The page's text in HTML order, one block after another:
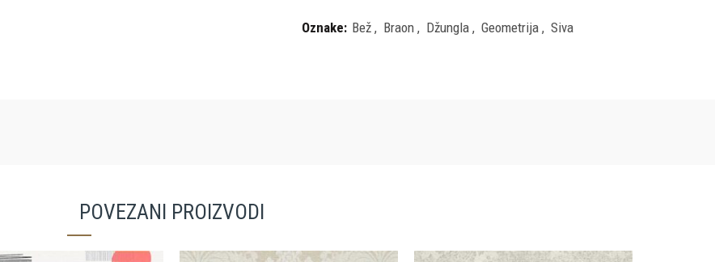
Oznake: Bež , Braon , Džungla , Geometrija , Siva
POVEZANI PROIZVODI